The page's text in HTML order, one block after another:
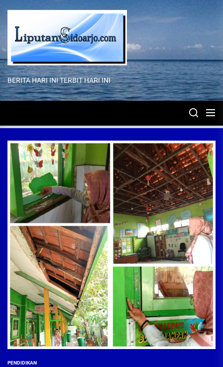
content
BERITA HARI INI TERBIT HARI INI
PENDIDIKAN